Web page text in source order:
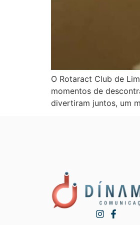
O Rotaract Club de
momentos de
divertiram juntos, um